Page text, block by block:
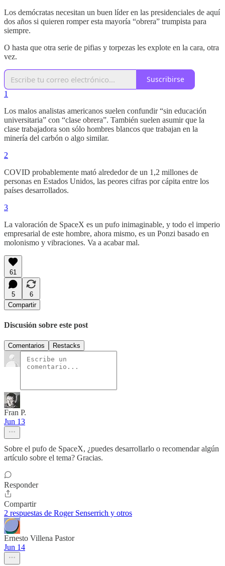
Los demócratas necesitan un buen líder en las presidenciales de aquí
dos años si quieren romper esta mayoría “obrera” trumpista para
siempre.
O hasta que otra serie de pifias y torpezas les explote en la cara, otra
vez.
Suscribirse
1
Los malos analistas americanos suelen confundir “sin educación
universitaria” con “clase obrera”. También suelen asumir que la
clase trabajadora son sólo hombres blancos que trabajan en la
minería del carbón o algo similar.
2
COVID probablemente mató alrededor de un 1,2 millones de
personas en Estados Unidos, las peores cifras por cápita entre los
países desarrollados.
3
La valoración de SpaceX es un pufo inimaginable, y todo el imperio
empresarial de este hombre, ahora mismo, es un Ponzi basado en
molonismo y vibraciones. Va a acabar mal.
61
5
6
Compartir
Discusión sobre este post
Comentarios Restacks
Fran P.
Jun 13
Sobre el pufo de SpaceX, ¿puedes desarrollarlo o recomendar algún
artículo sobre el tema? Gracias.
Responder
Compartir
2 respuestas de Roger Senserrich y otros
Ernesto Villena Pastor
Jun 14